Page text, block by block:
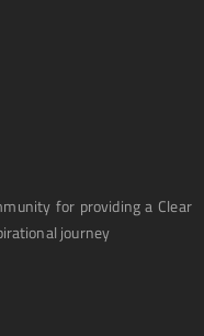
for providing a Clear
journey